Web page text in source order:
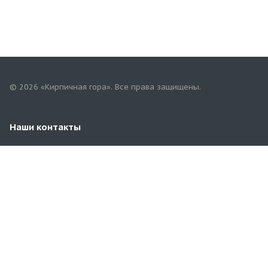
© 2026 «Кирпичная гора». Все права защищены.
Наши контакты
8 (831) 452-96-82